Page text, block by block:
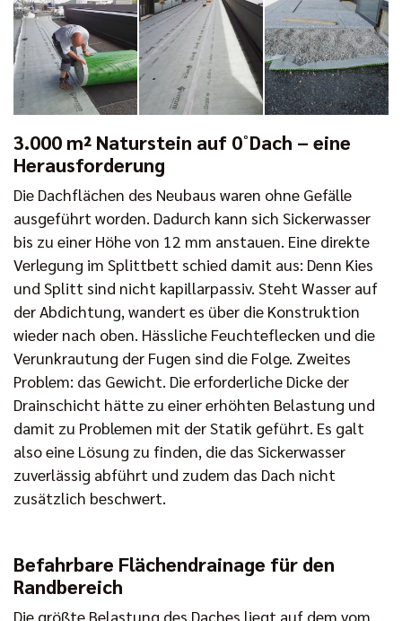
3.000 m² Naturstein auf 0˚Dach – eine
Herausforderung
Die Dachflächen des Neubaus waren ohne Gefälle
ausgeführt worden. Dadurch kann sich Sickerwasser
bis zu einer Höhe von 12 mm anstauen. Eine direkte
Verlegung im Splittbett schied damit aus: Denn Kies
und Splitt sind nicht kapillarpassiv. Steht Wasser auf
der Abdichtung, wandert es über die Konstruktion
wieder nach oben. Hässliche Feuchteflecken und die
Verunkrautung der Fugen sind die Folge. Zweites
Problem: das Gewicht. Die erforderliche Dicke der
Drainschicht hätte zu einer erhöhten Belastung und
damit zu Problemen mit der Statik geführt. Es galt
also eine Lösung zu finden, die das Sickerwasser
zuverlässig abführt und zudem das Dach nicht
zusätzlich beschwert.
Befahrbare Flächendrainage für den
Randbereich
Die größte Belastung des Daches liegt auf dem vom